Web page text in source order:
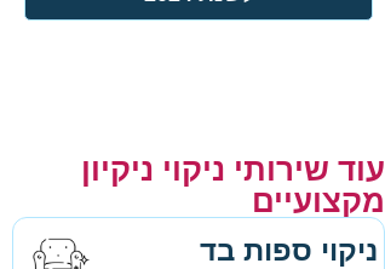
עוד שירותי ניקוי ניקיון
מקצועיים
ניקוי ספות בד